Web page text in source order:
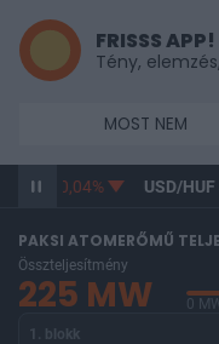
FRISSS APP!
Tény,
MOST NEM
-0,04% USD/HUF
PAKSI ATOMERŐMŰ
Összteljesítmény
225 MW 0
1. blokk